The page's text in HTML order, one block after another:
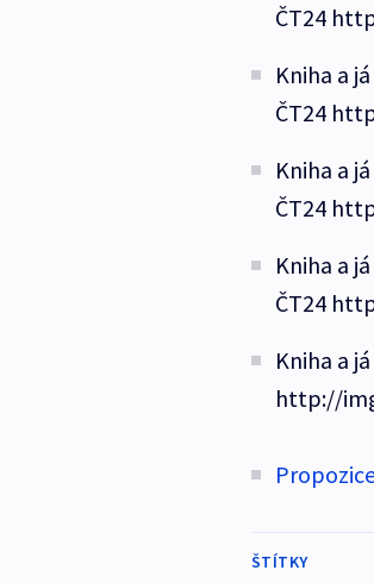
ČT24
Kniha a
ČT24
Kniha a
ČT24
Kniha a
ČT24
Kniha a
http://
ŠTÍTKY